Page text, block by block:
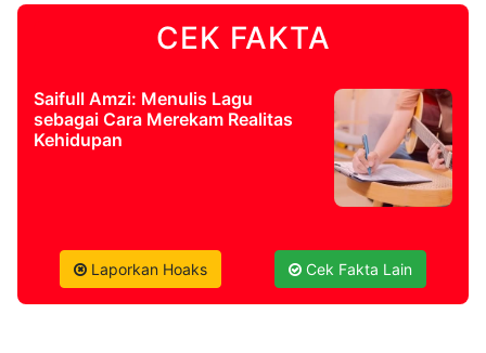
Kabarbaru
CEK FAKTA
Saifull Amzi: Menulis Lagu
sebagai Cara Merekam Realitas
Kehidupan
Laporkan Hoaks Cek Fakta Lain